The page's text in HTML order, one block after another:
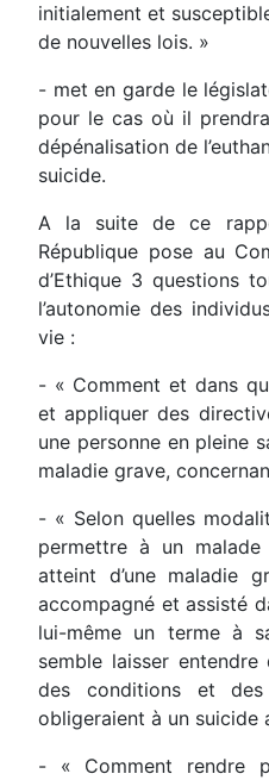
initialement et
de nouvelles lois. »
- met en garde le
pour le cas où il
dépénalisation de
suicide.
A la suite de ce
République pose au
d’Ethique 3 questions
l’autonomie des
vie :
- « Comment et dans
et appliquer des
une personne en pleine
maladie grave,
- « Selon quelles
permettre à un
atteint d’une maladie
accompagné et assisté
lui-même un terme à
semble laisser
des conditions et
obligeraient à un suicide
- « Comment rendre